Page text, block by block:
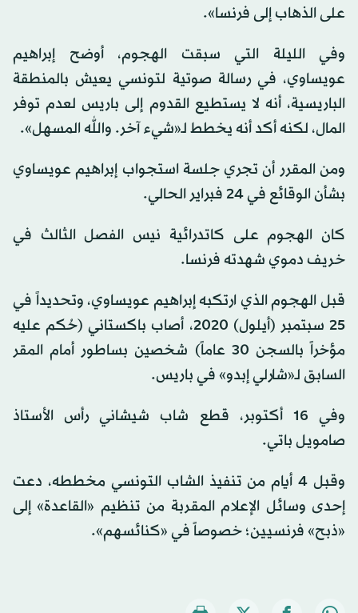
على الذهاب إلى فرنسا».
وفي الليلة التي سبقت الهجوم، أوضح إبراهيم
عويساوي، في رسالة صوتية لتونسي يعيش بالمنطقة
الباريسية، أنه لا يستطيع القدوم إلى باريس لعدم توفر
المال، لكنه أكد أنه يخطط لـ«شيء آخر. والله المسهل».
ومن المقرر أن تجري جلسة استجواب إبراهيم عويساوي
بشأن الوقائع في 24 فبراير الحالي.
كان الهجوم على كاتدرائية نيس الفصل الثالث في
خريف دموي شهدته فرنسا.
قبل الهجوم الذي ارتكبه إبراهيم عويساوي، وتحديداً في
25 سبتمبر (أيلول) 2020، أصاب باكستاني (حُكم عليه
مؤخراً بالسجن 30 عاماً) شخصين بساطور أمام المقر
السابق لـ«شارلي إبدو» في باريس.
وفي 16 أكتوبر، قطع شاب شيشاني رأس الأستاذ
صامويل باتي.
وقبل 4 أيام من تنفيذ الشاب التونسي مخططه، دعت
إحدى وسائل الإعلام المقربة من تنظيم «القاعدة» إلى
«ذبح» فرنسيين؛ خصوصاً في «كنائسهم».